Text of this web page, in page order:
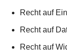
Recht auf
Recht auf
Recht auf